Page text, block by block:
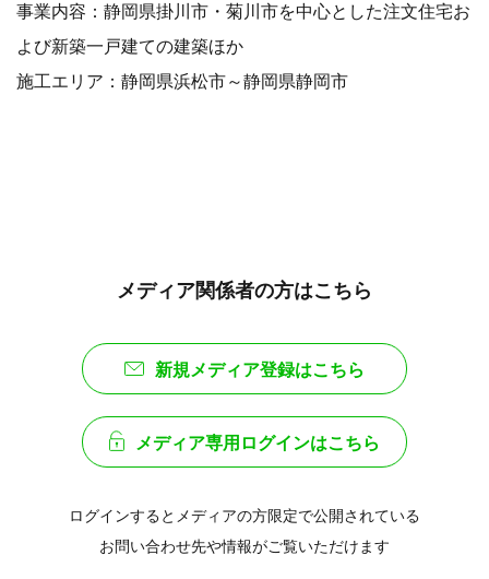
事業内容：静岡県掛川市・菊川市を中心とした注文住宅お
よび新築一戸建ての建築ほか
施工エリア：静岡県浜松市～静岡県静岡市
メディア関係者の方はこちら
新規メディア登録はこちら
メディア専用ログインはこちら
ログインするとメディアの方限定で公開されている
お問い合わせ先や情報がご覧いただけます